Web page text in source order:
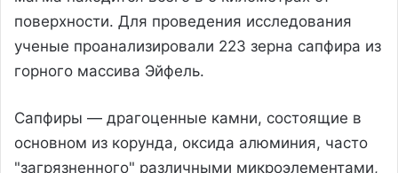
поверхности. Для проведения исследования
ученые проанализировали 223 зерна сапфира из
горного массива Эйфель.
Сапфиры — драгоценные камни, состоящие в
основном из корунда, оксида алюминия, часто
"загрязненного" различными микроэлементами,